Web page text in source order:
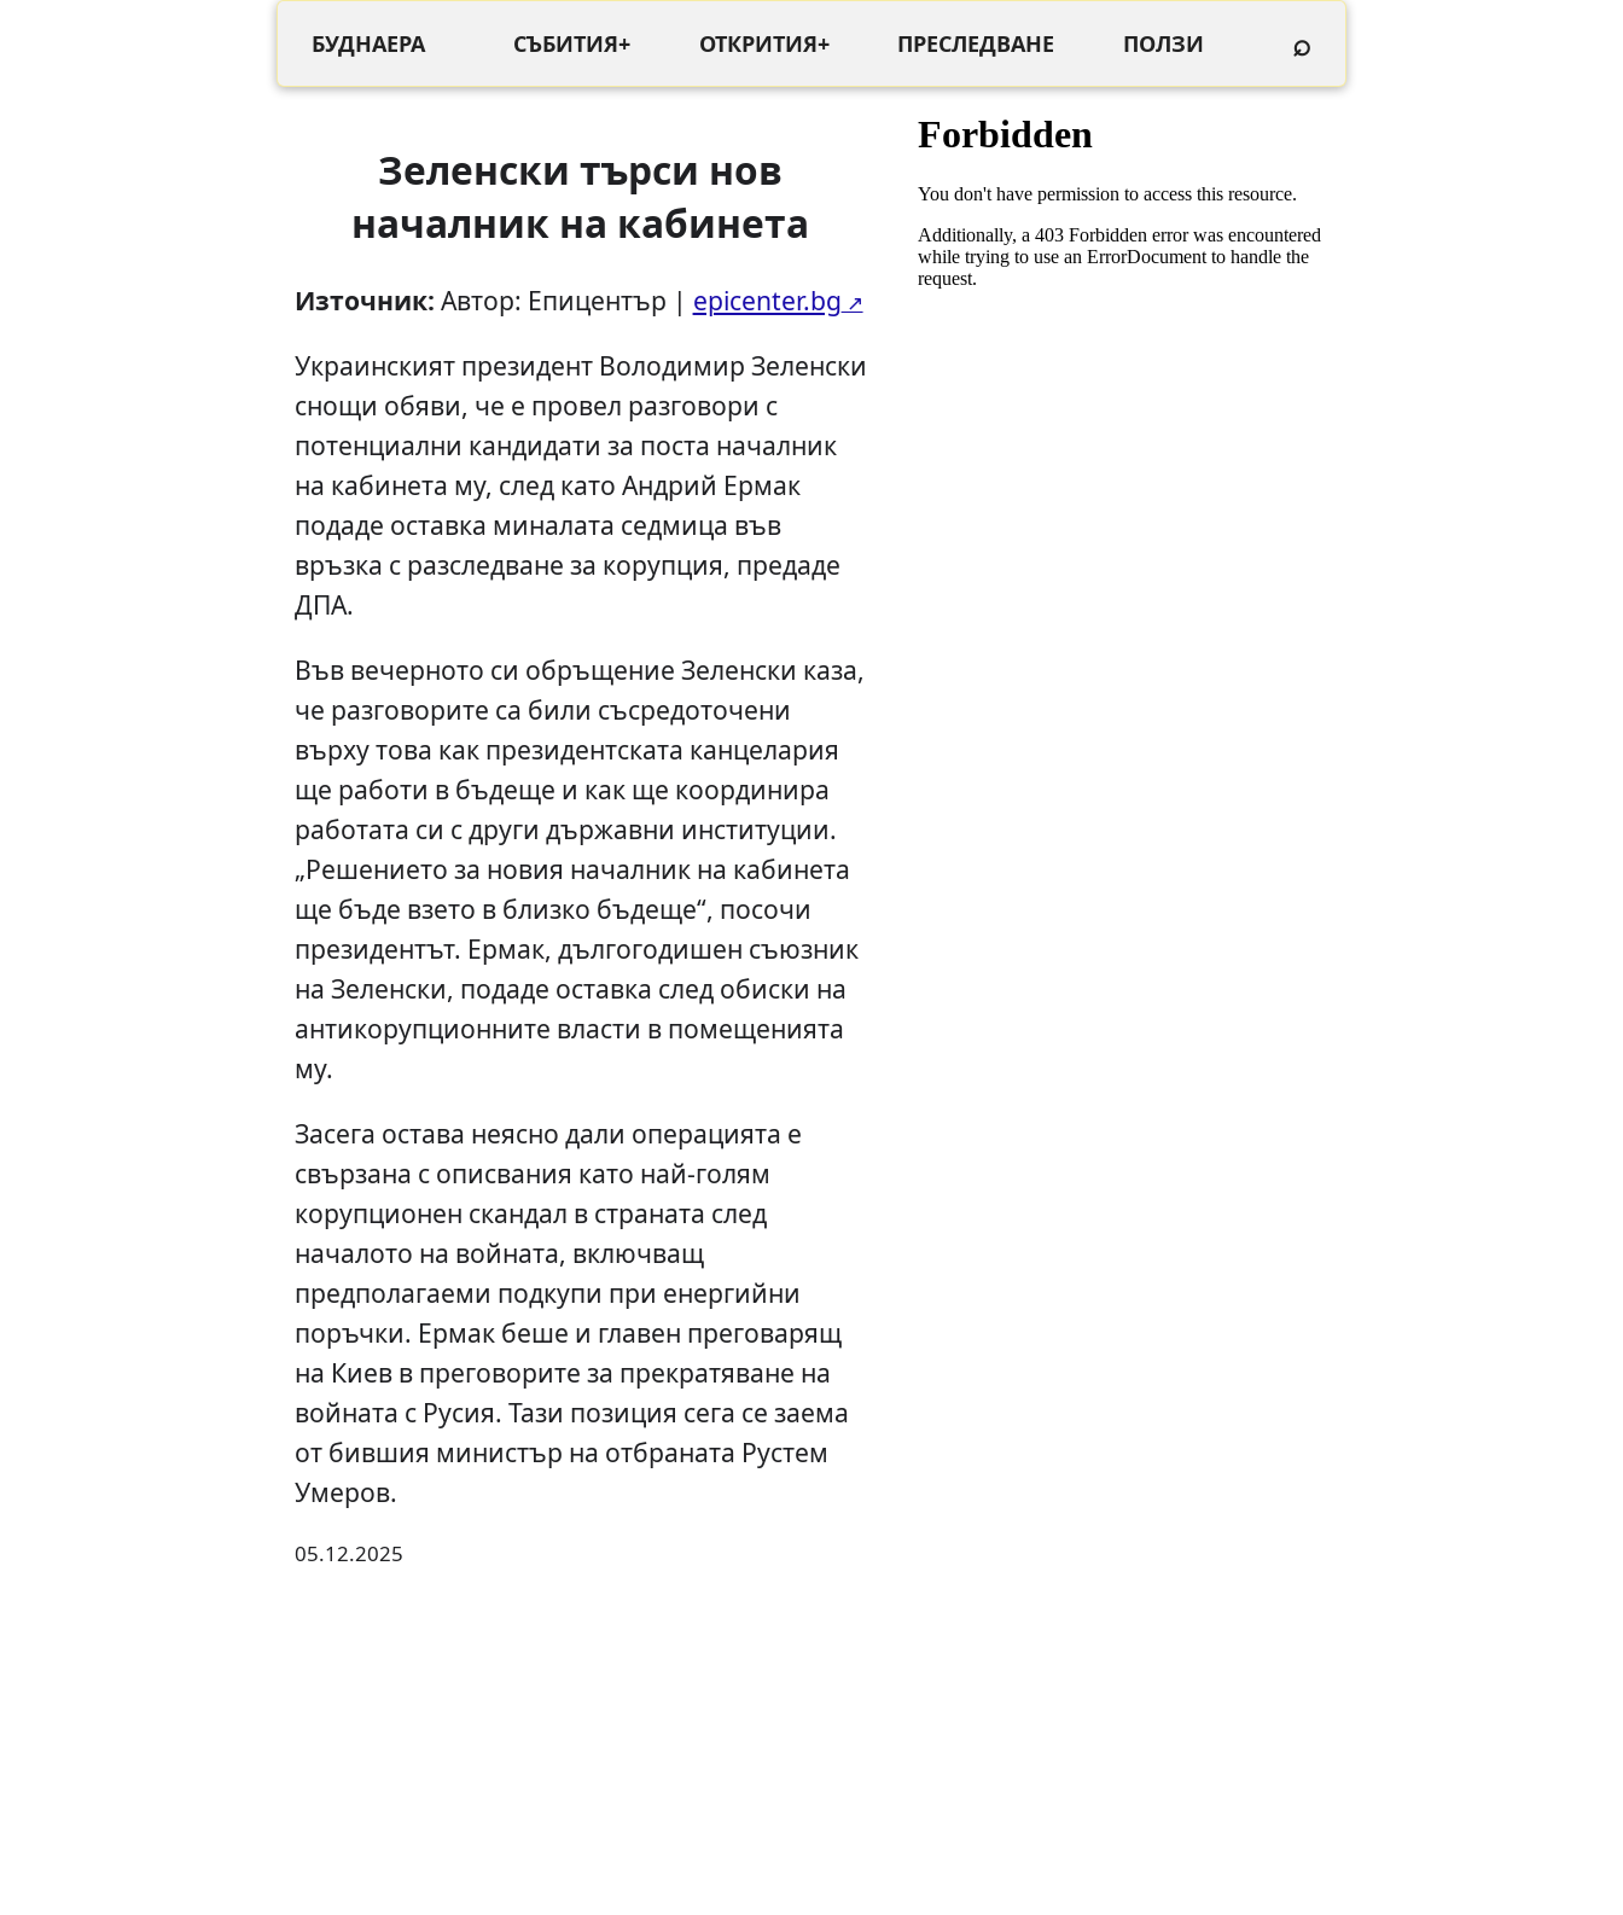
БУДНАЕРА СЪБИТИЯ+ ОТКРИТИЯ+ ПРЕСЛЕДВАНЕ ПОЛЗИ ⌕
Зеленски търси нов
началник на кабинета
Източник: Автор: Епицентър | epicenter.bg
Украинският президент Володимир Зеленски
снощи обяви, че е провел разговори с
потенциални кандидати за поста началник
на кабинета му, след като Андрий Ермак
подаде оставка миналата седмица във
връзка с разследване за корупция, предаде
ДПА.
Във вечерното си обръщение Зеленски каза,
че разговорите са били съсредоточени
върху това как президентската канцелария
ще работи в бъдеще и как ще координира
работата си с други държавни институции.
„Решението за новия началник на кабинета
ще бъде взето в близко бъдеще“, посочи
президентът. Ермак, дългогодишен съюзник
на Зеленски, подаде оставка след обиски на
антикорупционните власти в помещенията
му.
Засега остава неясно дали операцията е
свързана с описвания като най-голям
корупционен скандал в страната след
началото на войната, включващ
предполагаеми подкупи при енергийни
поръчки. Ермак беше и главен преговарящ
на Киев в преговорите за прекратяване на
войната с Русия. Тази позиция сега се заема
от бившия министър на отбраната Рустем
Умеров.
05.12.2025